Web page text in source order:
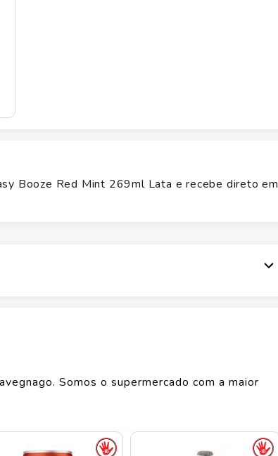
Booze Red Mint 269ml Lata e recebe direto em
Somos o supermercado com a maior